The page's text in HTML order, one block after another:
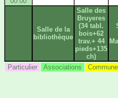
Salle de la
bibliothèque
Salle des
Bruyeres
(34 tabl.
bois+62
trav.+ 44
pieds+135
ch)
Particulier Associations Commune